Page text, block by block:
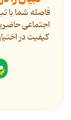
فاصله شما با
اجتماعی
کیفیت در